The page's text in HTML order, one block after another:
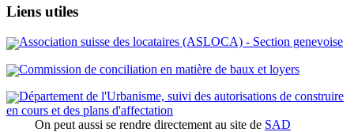
Liens utiles
Association suisse des locataires (ASLOCA) - Section genevoise
Commission de conciliation en matière de baux et loyers
Département de l'Urbanisme, suivi des autorisations de construire
en cours et des plans d'affectation
On peut aussi se rendre directement au site de SAD